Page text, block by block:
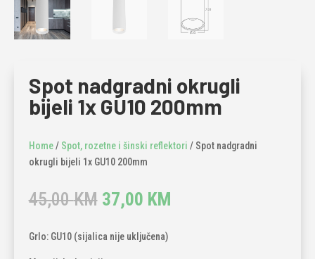
Spot nadgradni okrugli
bijeli 1x GU10 200mm
Home/ Spot, rozetne i šinski reflektori / Spot nadgradni
okrugli bijeli 1x GU10 200mm
45,00KM Original
price
was:
45,00 KM.
37,00 KM
Grlo: GU10 (sijalica nije uključena)